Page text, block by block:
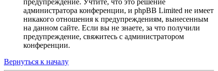
администратора конференции, и phpBB Limited не имеет
никакого отношения к предупреждениям, вынесенным
на данном сайте. Если вы не знаете, за что получили
предупреждение, свяжитесь с администратором
конференции.
Вернуться к началу